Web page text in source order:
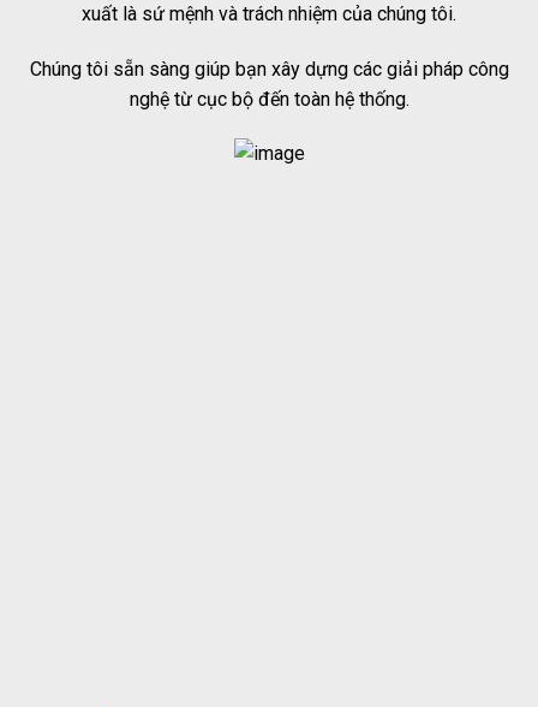
xuất là sứ mệnh và trách nhiệm của chúng tôi.
Chúng tôi sẵn sàng giúp bạn xây dựng các giải pháp công
nghệ từ cục bộ đến toàn hệ thống.